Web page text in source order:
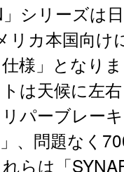
」シリーズは
リカ本国向
様」となり
は天候に左
パーブレー
、問題なく
らは「